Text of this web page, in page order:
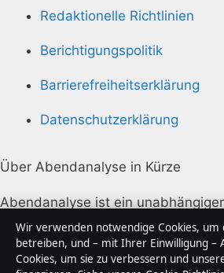
Redaktionelle Richtlinien
Berichtigungspolitik
Barrierefreiheitserklärung
Datenschutzerklärung
Über Abendanalyse in Kürze
Abendanalyse ist ein
Nachrichtenanbieter mit Fokus auf
Technik und Gesellschaft in
trägt eine Byline, wird von einem
Wir verwenden notwendige Cookies, um
betreiben, und – mit Ihrer Einwilligung –
Cookies, um sie zu verbessern und